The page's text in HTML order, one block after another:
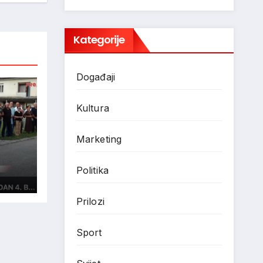
Kategorije
Događaji
Kultura
Marketing
Politika
Prilozi
Sport